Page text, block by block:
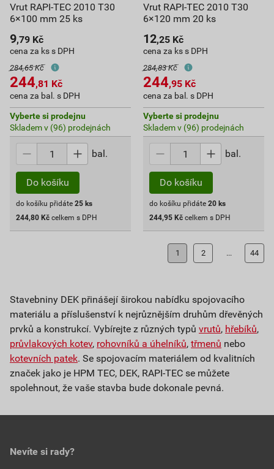
Vrut RAPI-TEC 2010 T30
6×100 mm 25 ks
9,79 Kč
cena za ks s DPH
284,65 Kč
244,81 Kč
cena za bal. s DPH
Vyberte si prodejnu
Skladem v (96) prodejnách
bal.
Do košíku
do košíku přidáte 25 ks
244,80 Kč celkem s DPH
Vrut RAPI-TEC 2010 T30
6×120 mm 20 ks
12,25 Kč
cena za ks s DPH
284,83 Kč
244,95 Kč
cena za bal. s DPH
Vyberte si prodejnu
Skladem v (96) prodejnách
bal.
Do košíku
do košíku přidáte 20 ks
244,95 Kč celkem s DPH
1 2 ... 44
Stavebniny DEK přinášejí širokou nabídku spojovacího
materiálu a příslušenství k nejrůznějším druhům dřevěných
prvků a konstrukcí. Vybírejte z různých typů vrutů, hřebíků,
průvlakových kotev, rohovníků a úhelníků, třmenů nebo
kotevních patek. Se spojovacím materiálem od kvalitních
značek jako je HPM TEC, DEK, RAPI-TEC se můžete
spolehnout, že vaše stavba bude dokonale pevná.
Nevíte si rady?